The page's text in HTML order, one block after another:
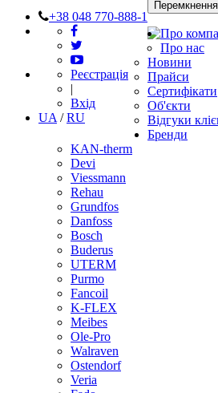
+38 048 770-888-1
Реєстрація
|
Вхід
UA /RU
Перемкнення
Про
Про нас
Новини
Прайси
Сертифікати
Об'єкти
Відгуки
Бренди
KAN-therm
Devi
Viessmann
Rehau
Grundfos
Danfoss
Bosch
Buderus
UTERM
Purmo
Fancoil
K-FLEX
Meibes
Ole-Pro
Walraven
Ostendorf
Veria